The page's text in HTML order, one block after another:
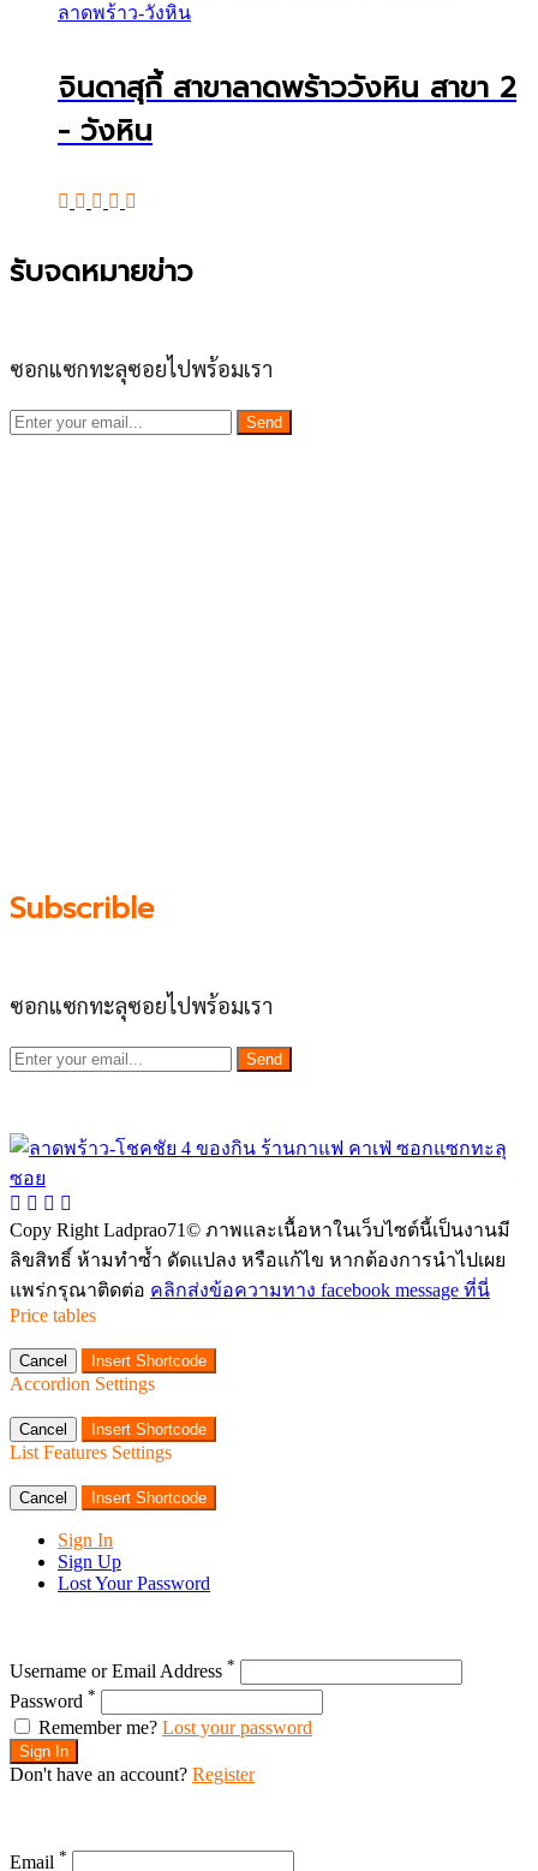
ลาดพร้าว-วังหิน
จินดาสุกี้ สาขาลาดพร้าววังหิน สาขา 2
- วังหิน
รับจดหมายข่าว
ซอกแซกทะลุซอยไปพร้อมเรา
Send
Subscrible
ซอกแซกทะลุซอยไปพร้อมเรา
Send
Copy Right Ladprao71© ภาพและเนื้อหาในเว็บไซต์นี้เป็นงานมี
ลิขสิทธิ์ ห้ามทำซ้ำ ดัดแปลง หรือแก้ไข หากต้องการนำไปเผย
แพร่กรุณาติดต่อ คลิกส่งข้อความทาง facebook message ที่นี่
Price tables
Cancel Insert Shortcode
Accordion Settings
Cancel Insert Shortcode
List Features Settings
Cancel Insert Shortcode
Sign In
Sign Up
Lost Your Password
Username or Email Address *
Password *
Remember me? Lost your password
Sign In
Don't have an account? Register
Email *